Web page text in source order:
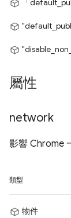
「
屬性
network
影響 Chrome
類型
物件